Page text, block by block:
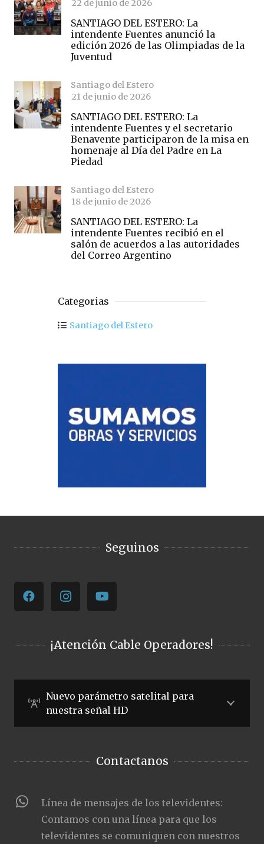
22 de junio de 2026
SANTIAGO DEL ESTERO: La
intendente Fuentes anunció la
edición 2026 de las Olimpiadas de la
Juventud
Santiago del Estero
21 de junio de 2026
SANTIAGO DEL ESTERO: La
intendente Fuentes y el secretario
Benavente participaron de la misa en
homenaje al Día del Padre en La
Piedad
Santiago del Estero
18 de junio de 2026
SANTIAGO DEL ESTERO: La
intendente Fuentes recibió en el
salón de acuerdos a las autoridades
del Correo Argentino
Categorias
Santiago del Estero
Seguinos
¡Atención Cable Operadores!
Nuevo parámetro satelital para
nuestra señal HD
Contactanos
Línea de mensajes de los televidentes:
Contamos con una línea para que los
televidentes se comuniquen con nuestros